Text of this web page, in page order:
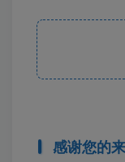
感谢您的